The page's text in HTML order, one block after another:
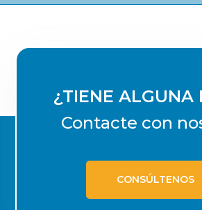
¿TIENE ALGUNA
Contacte con
CONSÚLTENOS